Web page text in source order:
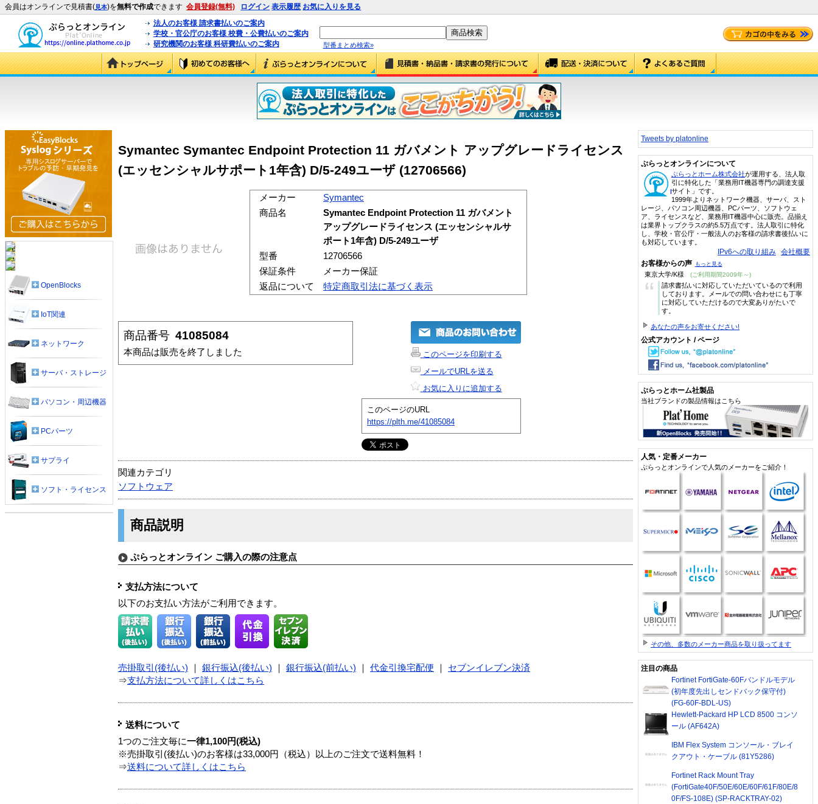
会員はオンラインで見積書(見本)を無料で作成できます 会員登録(無料) ログイン 表示履歴 お気に入りを見る
法人のお客様 請求書払いのご案内
学校・官公庁のお客様 校費・公費払いのご案内
研究機関のお客様 科研費払いのご案内
型番まとめ検索»
Symantec Symantec Endpoint Protection 11 ガバメント アップグレードライセンス
(エッセンシャルサポート1年含) D/5-249ユーザ (12706566)
メーカー
Symantec
商品名
Symantec Endpoint Protection 11 ガバメント
アップグレードライセンス (エッセンシャルサ
ポート1年含) D/5-249ユーザ
型番
12706566
保証条件
メーカー保証
返品について
特定商取引法に基づく表示
商品番号 41085084
本商品は販売を終了しました
このページを印刷する
メールでURLを送る
お気に入りに追加する
このページのURL
https://plth.me/41085084
関連カテゴリ
ソフトウェア
商品説明
ぷらっとオンライン ご購入の際の注意点
支払方法について
以下のお支払い方法がご利用できます。
売掛取引(後払い) 銀行振込(後払い) 銀行振込(前払い) 代金引換宅配便
セブンイレブン決済
⇒支払方法について詳しくはこちら
送料について
1つのご注文毎に一律1,100円(税込)
※売掛取引(後払い)のお客様は33,000円（税込）以上のご注文で送料無料！
⇒送料について詳しくはこちら
OpenBlocks
IoT関連
ネットワーク
サーバ・ストレージ
パソコン・周辺機器
PCパーツ
サプライ
ソフト・ライセンス
Tweets by platonline
ぷらっとオンラインについて
ぷらっとホーム株式会社が運用する、法人取
引に特化した「業務用IT機器専門の調達支援
サイト」です。
1999年よりネットワーク機器、サーバ、スト
レージ、パソコン周辺機器、PCパーツ、ソフトウェ
ア、ライセンスなど、業務用IT機器中心に販売。品揃え
は業界トップクラスの約5.5万点です。法人取引に特化
し、学校・官公庁・一般法人のお客様の請求書後払いに
も対応しています。
IPv6への取り組み 会社概要
お客様からの声 もっと見る
東京大学/K様 (ご利用期間2009年～)
“
請求書払いに対応していただいているので利用
しております。メールでの問い合わせにも丁寧
に対応していただけるので大変ありがたいで
す。
あなたの声をお寄せください!
公式アカウント / ページ
ぷらっとホーム社製品
当社ブランドの製品情報はこちら
人気・定番メーカー
ぷらっとオンラインで人気のメーカーをご紹介！
その他、多数のメーカー商品を取り扱ってます
注目の商品
Fortinet FortiGate-60Fバンドルモデル
(初年度先出しセンドバック保守付)
(FG-60F-BDL-US)
Hewlett-Packard HP LCD 8500 コンソ
ール (AF642A)
IBM Flex System コンソール・ブレイ
クアウト・ケーブル (81Y5286)
Fortinet Rack Mount Tray
(FortiGate40F/50E/60E/60F/61F/80E/8
0F/FS-108E) (SP-RACKTRAY-02)